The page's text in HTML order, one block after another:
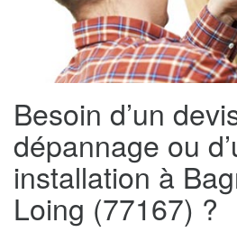
Besoin d’un
dépannage ou
installation à
Loing (77167) ?